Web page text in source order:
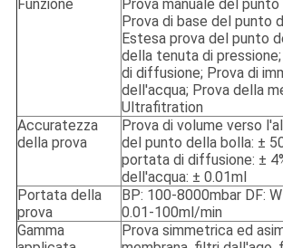
Funzione
Prova manuale del
Prova di base del punto
Estesa prova del punto
della tenuta di
di diffusione; Prova di
dell'acqua; Prova della
Ultrafitration
Accuratezza
della prova
Prova di volume verso
del punto della bolla: ±
portata di diffusione: ±
dell'acqua: ± 0.01ml
Portata della
prova
BP: 100-8000mbar DF:
0.01-100ml/min
Gamma
Prova simmetrica ed